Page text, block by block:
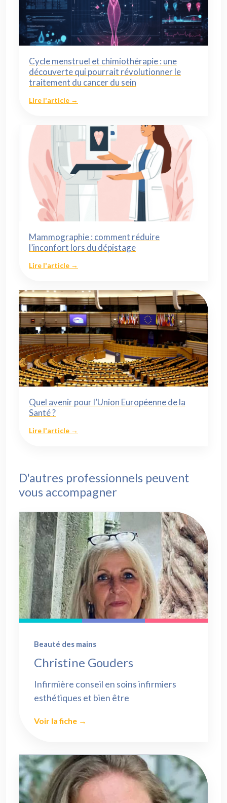
Cycle menstruel et chimiothérapie : une
découverte qui pourrait révolutionner le
traitement du cancer du sein
Lire l'article →
Mammographie : comment réduire
l’inconfort lors du dépistage
Lire l'article →
Quel avenir pour l’Union Européenne de la
Santé ?
Lire l'article →
D'autres professionnels peuvent
vous accompagner
Beauté des mains
Christine Gouders
Infirmière conseil en soins infirmiers
esthétiques et bien être
Voir la fiche →